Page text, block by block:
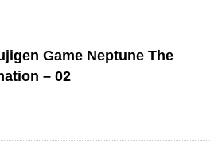
Game Neptune The
– 02